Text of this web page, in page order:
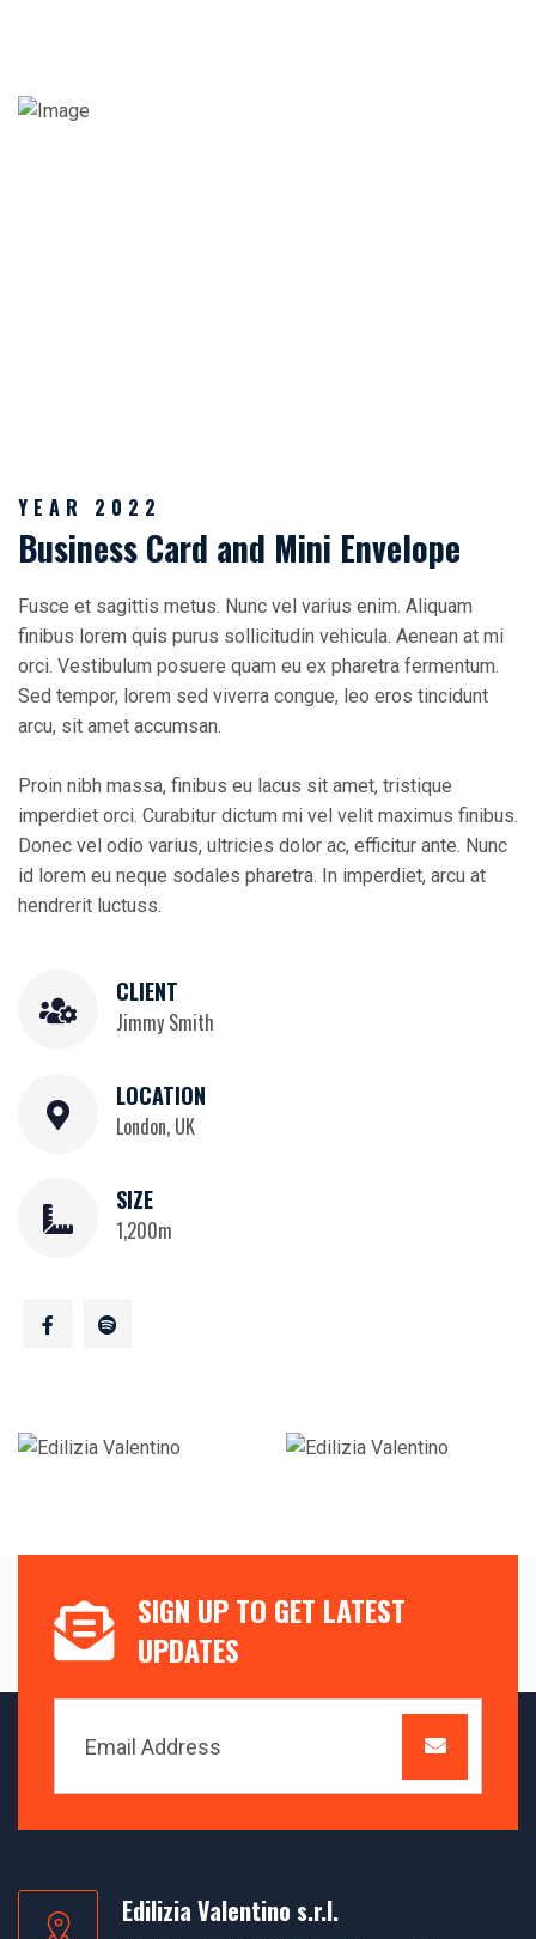
YEAR 2022
Business Card and Mini Envelope
Fusce et sagittis metus. Nunc vel varius enim. Aliquam
finibus lorem quis purus sollicitudin vehicula. Aenean at mi
orci. Vestibulum posuere quam eu ex pharetra fermentum.
Sed tempor, lorem sed viverra congue, leo eros tincidunt
arcu, sit amet accumsan.
Proin nibh massa, finibus eu lacus sit amet, tristique
imperdiet orci. Curabitur dictum mi vel velit maximus finibus.
Donec vel odio varius, ultricies dolor ac, efficitur ante. Nunc
id lorem eu neque sodales pharetra. In imperdiet, arcu at
hendrerit luctuss.
CLIENT
Jimmy Smith
LOCATION
London, UK
SIZE
1,200m
SIGN UP TO GET LATEST
UPDATES
Edilizia Valentino s.r.l.